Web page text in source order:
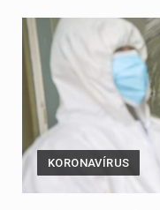
KORONAVÍRUS